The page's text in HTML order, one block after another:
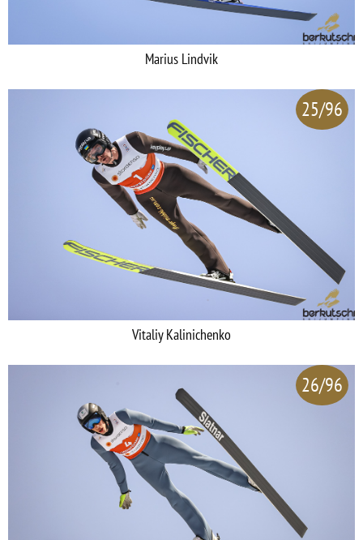
Marius Lindvik
25/96
Vitaliy Kalinichenko
26/96